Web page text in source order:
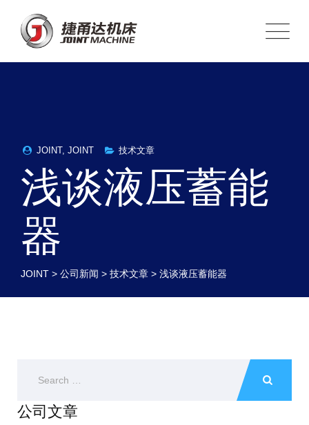
JOINT, JOINT 技术文章
浅谈液压蓄能
器
JOINT > 公司新闻 > 技术文章 > 浅谈液压蓄能器
公司文章